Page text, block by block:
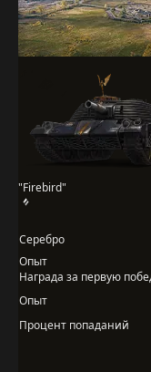
"Firebird"
Серебро
Опыт
Награда за первую
Опыт
Процент попаданий